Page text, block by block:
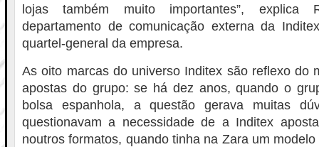
lojas também muito importantes”, explica
departamento de comunicação externa da
quartel-general da empresa.
As oito marcas do universo Inditex são reflexo do
apostas do grupo: se há dez anos, quando o
bolsa espanhola, a questão gerava muitas
questionavam a necessidade de a Inditex
noutros formatos, quando tinha na Zara um